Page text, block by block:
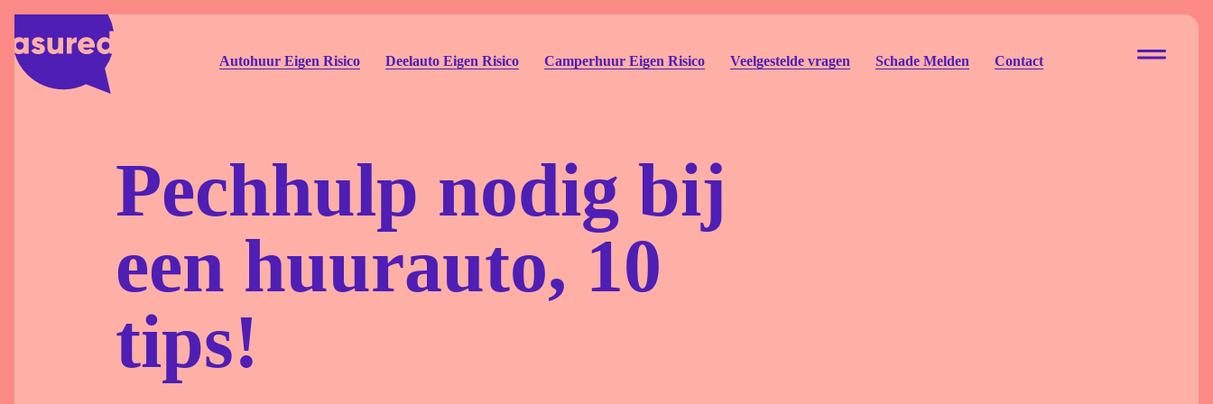
Autohuur Eigen Risico Deelauto Eigen Risico Camperhuur Eigen Risico Veelgestelde vragen Schade Melden Contact
Pechhulp nodig bij
een huurauto, 10
tips!